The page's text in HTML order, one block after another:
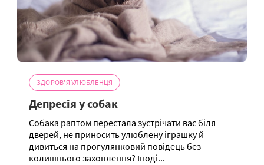
ЗДОРОВ'Я УЛЮБЛЕНЦЯ
Депресія у собак
Собака раптом перестала зустрічати вас біля
дверей, не приносить улюблену іграшку й
дивиться на прогулянковий повідець без
колишнього захоплення? Іноді...